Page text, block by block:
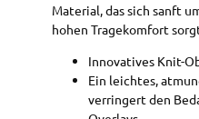
Material, das sich sanft
hohen Tragekomfort
Innovatives Knit-
Ein leichtes,
verringert den